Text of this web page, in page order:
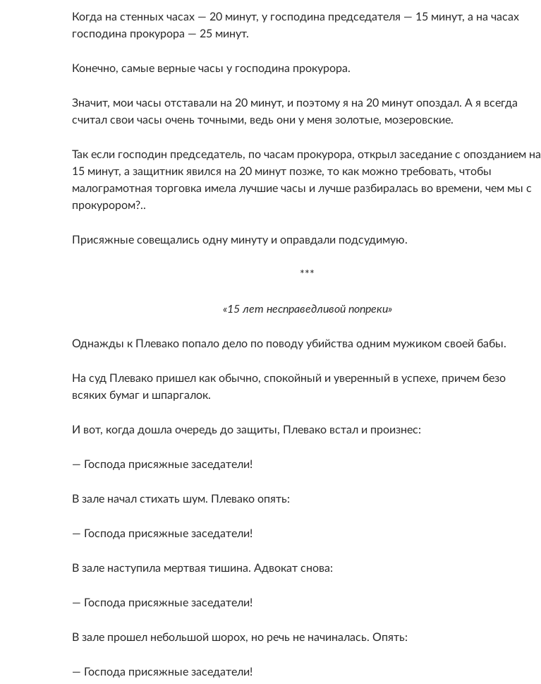
Когда на стенных часах — 20 минут, у господина председателя — 15 минут, а на часах
господина прокурора — 25 минут.
Конечно, самые верные часы у господина прокурора.
Значит, мои часы отставали на 20 минут, и поэтому я на 20 минут опоздал. А я всегда
считал свои часы очень точными, ведь они у меня золотые, мозеровские.
Так если господин председатель, по часам прокурора, открыл заседание с опозданием на
15 минут, а защитник явился на 20 минут позже, то как можно требовать, чтобы
малограмотная торговка имела лучшие часы и лучше разбиралась во времени, чем мы с
прокурором?..
Присяжные совещались одну минуту и оправдали подсудимую.
***
«15 лет несправедливой попреки»
Однажды к Плевако попало дело по поводу убийства одним мужиком своей бабы.
На суд Плевако пришел как обычно, спокойный и уверенный в успехе, причeм безо
всяких бумаг и шпаргалок.
И вот, когда дошла очередь до защиты, Плевако встал и произнес:
— Господа присяжные заседатели!
В зале начал стихать шум. Плевако опять:
— Господа присяжные заседатели!
В зале наступила мертвая тишина. Адвокат снова:
— Господа присяжные заседатели!
В зале прошел небольшой шорох, но речь не начиналась. Опять:
— Господа присяжные заседатели!